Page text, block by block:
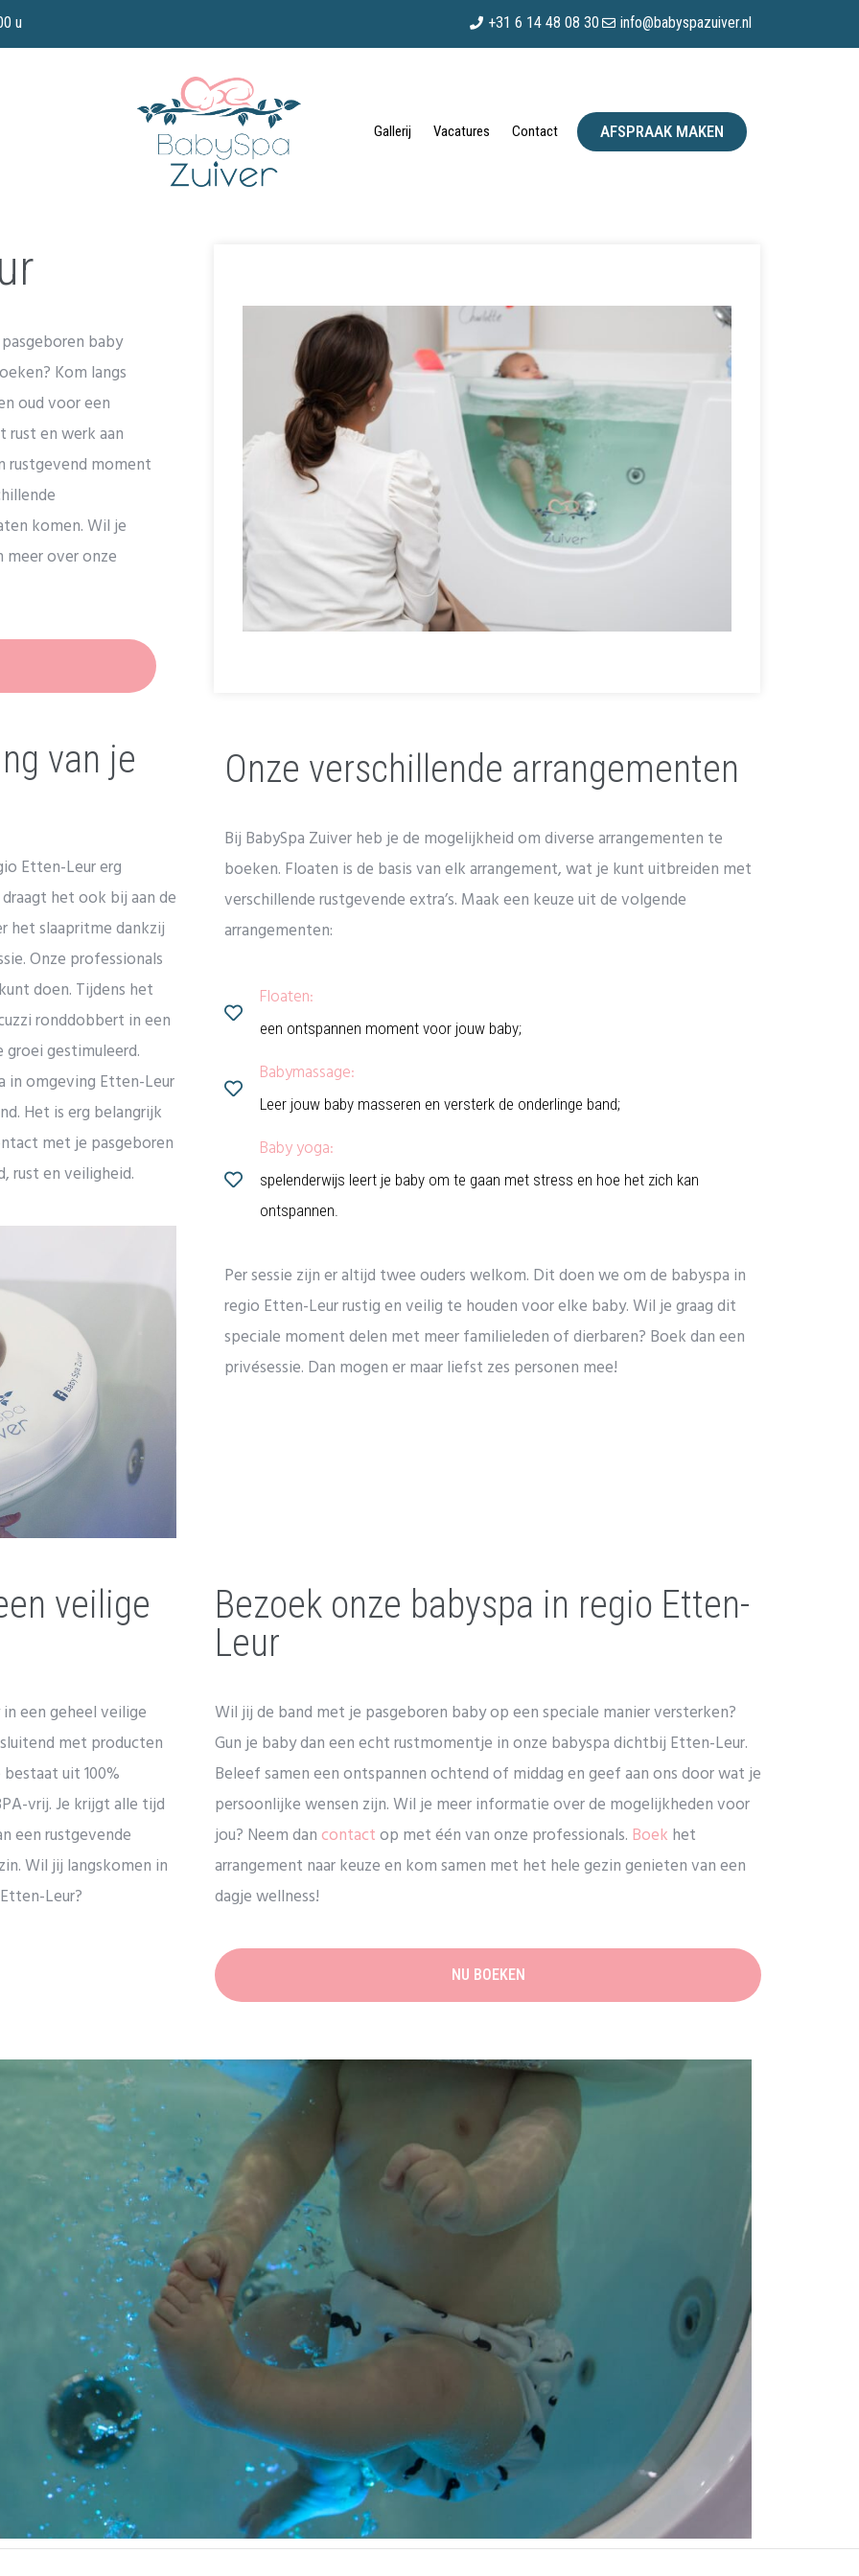
u +31 6 14 48 08 30 info@babyspazuiver.nl
Gallerij Vacatures Contact AFSPRAAK MAKEN
baby
Kom langs
oud voor een
en werk aan
rustgevend moment
komen. Wil je
meer over onze
van je
Etten-Leur erg
het ook bij aan de
het slaapritme dankzij
Onze professionals
doen. Tijdens het
ronddobbert in een
gestimuleerd.
in omgeving Etten-Leur
Het is erg belangrijk
met je pasgeboren
rust en veiligheid.
Onze verschillende arrangementen
Bij BabySpa Zuiver heb je de mogelijkheid om diverse arrangementen te
boeken. Floaten is de basis van elk arrangement, wat je kunt uitbreiden met
verschillende rustgevende extra’s. Maak een keuze uit de volgende
arrangementen:
Floaten:
een ontspannen moment voor jouw baby;
Babymassage:
Leer jouw baby masseren en versterk de onderlinge band;
Baby yoga:
spelenderwijs leert je baby om te gaan met stress en hoe het zich kan
ontspannen.
Per sessie zijn er altijd twee ouders welkom. Dit doen we om de babyspa in
regio Etten-Leur rustig en veilig te houden voor elke baby. Wil je graag dit
speciale moment delen met meer familieleden of dierbaren? Boek dan een
privésessie. Dan mogen er maar liefst zes personen mee!
veilige
een geheel veilige
met producten
uit 100%
vrij. Je krijgt alle tijd
een rustgevende
Wil jij langskomen in
Leur?
Bezoek onze babyspa in regio Etten-
Leur
Wil jij de band met je pasgeboren baby op een speciale manier versterken?
Gun je baby dan een echt rustmomentje in onze babyspa dichtbij Etten-Leur.
Beleef samen een ontspannen ochtend of middag en geef aan ons door wat je
persoonlijke wensen zijn. Wil je meer informatie over de mogelijkheden voor
jou? Neem dancontactop met één van onze professionals. Boek het
arrangement naar keuze en kom samen met het hele gezin genieten van een
dagje wellness!
NU BOEKEN